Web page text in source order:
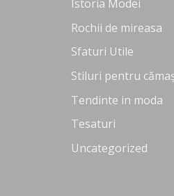
Istoria Modei
Rochii de mireasa
Sfaturi Utile
Stiluri pentru
Tendinte in moda
Tesaturi
Uncategorized